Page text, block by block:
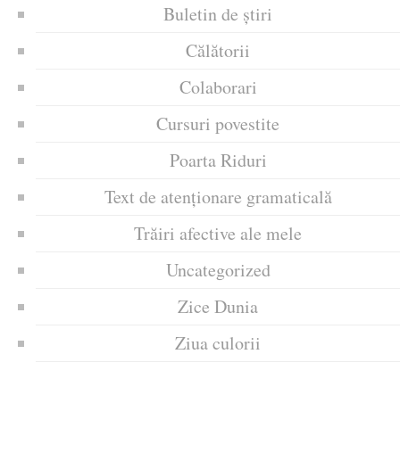
Buletin de știri
Călătorii
Colaborari
Cursuri povestite
Poarta Riduri
Text de atenționare gramaticală
Trăiri afective ale mele
Uncategorized
Zice Dunia
Ziua culorii